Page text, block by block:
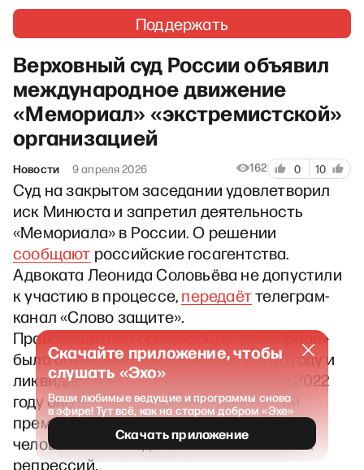
Поддержать
Верховный суд России объявил
международное движение
«Мемориал» «экстремистской»
организацией
Новости 9 апреля 2026 162 0 10
Суд на закрытом заседании удовлетворил
иск Минюста и запретил деятельность
«Мемориала» в России. О решении
сообщают российские госагентства.
Адвоката Леонида Соловьёва не допустили
к участию в процессе,передаёттелеграм-
канал «Слово защите».
Правозащитная организация «Мемориал»
была объявлена «иноагентом» в 2016 году и
ликвидирована в декабре 2021-го. А в 2022
году она была удостоена Нобелевской
премии мира за усилия по защите прав
человека и исследование политических
репрессий.
Скачайте приложение, чтобы
слушать «Эхо»
Ваши любимые ведущие и программы снова
в эфире! Тут всё, как на старом добром «Эхе»
Скачать приложение